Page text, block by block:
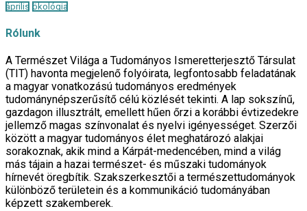
április ökológia
Rólunk
A Természet Világa a Tudományos Ismeretterjesztő Társulat
(TIT) havonta megjelenő folyóirata, legfontosabb feladatának
a magyar vonatkozású tudományos eredmények
tudománynépszerűsítő célú közlését tekinti. A lap sokszínű,
gazdagon illusztrált, emellett hűen őrzi a korábbi évtizedekre
jellemző magas színvonalat és nyelvi igényességet. Szerzői
között a magyar tudományos élet meghatározó alakjai
sorakoznak, akik mind a Kárpát-medencében, mind a világ
más tájain a hazai természet- és műszaki tudományok
hírnevét öregbítik. Szakszerkesztői a természettudományok
különböző területein és a kommunikáció tudományában
képzett szakemberek.